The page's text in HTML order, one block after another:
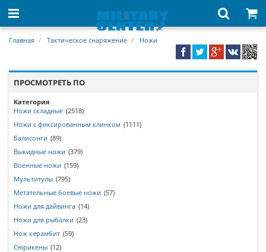
Главная Тактическое снаряжение Ножи
ПРОСМОТРЕТЬ ПО
Категория
Ножи складные (2518)
Ножи с фиксированным клинком (1111)
Балисонги (89)
Выкидные ножи (379)
Военные ножи (159)
Мультитулы (795)
Метательные боевые ножи (57)
Ножи для дайвинга (14)
Ножи для рыбалки (23)
Нож керамбит (59)
Сюрикены (12)